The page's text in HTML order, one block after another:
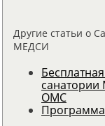
Другие статьи о
МЕДСИ
ОМС
Программа